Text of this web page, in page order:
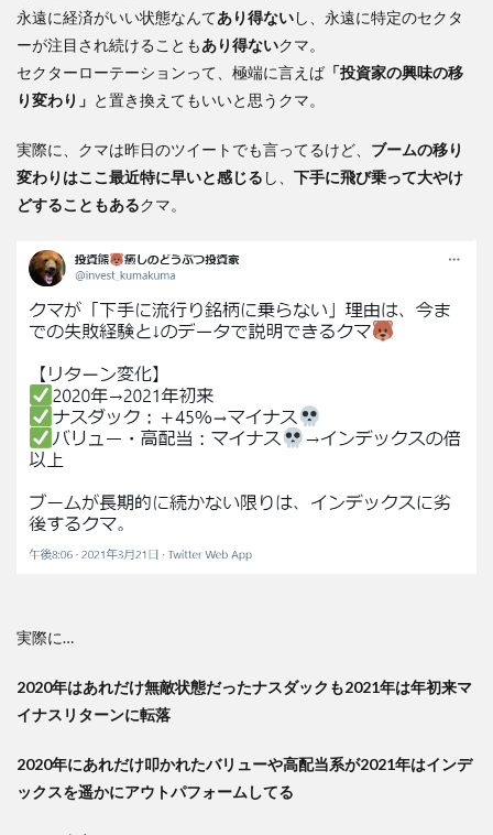
永遠に経済がいい状態なんてあり得ないし、永遠に特定のセクタ
ーが注目され続けることもあり得ないクマ。
セクターローテーションって、極端に言えば 「投資家の興味の移
り変わり」 と置き換えてもいいと思うクマ。
実際に、クマは昨日のツイートでも言ってるけど、 ブームの移り
変わりはここ最近特に早いと感じる し、 下手に飛び乗って大やけ
どすることもあるクマ。
実際に…
2020年はあれだけ無敵状態だったナスダックも2021年は年初来マ
イナスリターンに転落
2020年にあれだけ叩かれたバリューや高配当系が2021年はインデ
ックスを遥かにアウトパフォームしてる